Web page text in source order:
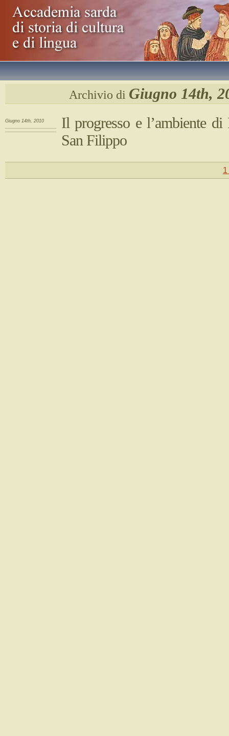
Archivio di Giugno 14th,
Giugno 14th, 2010
Il progresso e l’ambiente
San Filippo